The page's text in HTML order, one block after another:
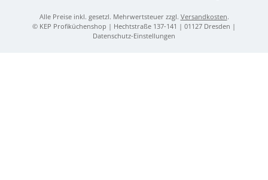
Alle Preise inkl. gesetzl. Mehrwertsteuer zzgl. Versandkosten.
© KEP Profiküchenshop | Hechtstraße 137-141 | 01127 Dresden |
Datenschutz-Einstellungen